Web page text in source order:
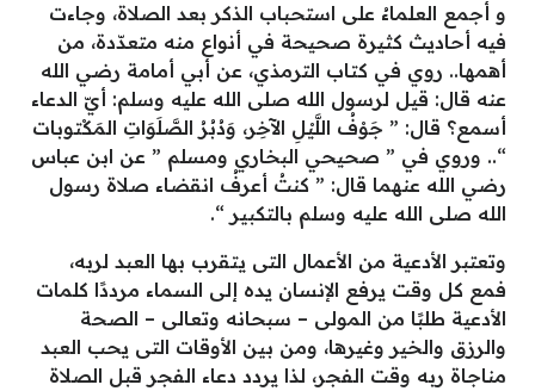
و أجمع العلماءُ على استحباب الذكر بعد الصلاة، وجاءت
فيه أحاديث كثيرة صحيحة في أنواع منه متعدّدة، من
أهمها.. روي في كتاب الترمذي، عن أبي أمامة رضي الله
عنه قال: قيل لرسول الله صلى الله عليه وسلم: أيّ الدعاء
أسمع؟ قال: ” جَوْفُ اللَّيْلِ الآخِر، وَدُبُرُ الصَّلَوَاتِ المَكْتوبات
“.. وروي في ” صحيحي البخاري ومسلم ” عن ابن عباس
رضي الله عنهما قال: ” كنتُ أعرفُ انقضاء صلاة رسول
الله صلى الله عليه وسلم بالتكبير “.
وتعتبر الأدعية من الأعمال التى يتقرب بها العبد لربه،
فمع كل وقت يرفع الإنسان يده إلى السماء مرددًا كلمات
الأدعية طلبًا من المولى – سبحانه وتعالى – الصحة
والرزق والخير وغيرها، ومن بين الأوقات التى يحب العبد
مناجاة ربه وقت الفجر، لذا يردد دعاء الفجر قبل الصلاة